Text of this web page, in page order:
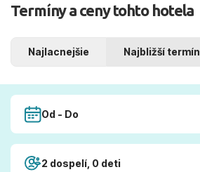
Termíny a ceny tohto hotela
Najlacnejšie Najbližší termín
Od - Do
2 dospelí, 0 deti